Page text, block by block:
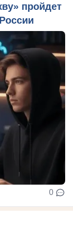
пройдет
0